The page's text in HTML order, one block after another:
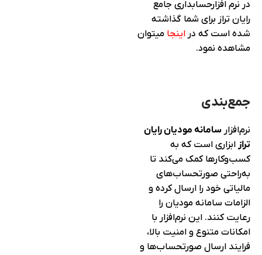
در نرم افزارحسابداری جامع
رایان تراز برای شما گذاشته
شده است که در اینجا میتوان
مشاهده نمود.
جمع‌بندی
نرم‌افزارسامانه مودیان رایان
تراز ابزاری است که به
کسب‌وکارها کمک می‌کند تا
به‌راحتی صورتحساب‌های
مالیاتی خود را ارسال کرده و
الزامات سامانه مودیان را
رعایت کنند. این نرم‌افزار با
امکانات متنوع و امنیت بالا،
فرایند ارسال صورتحساب‌ها و